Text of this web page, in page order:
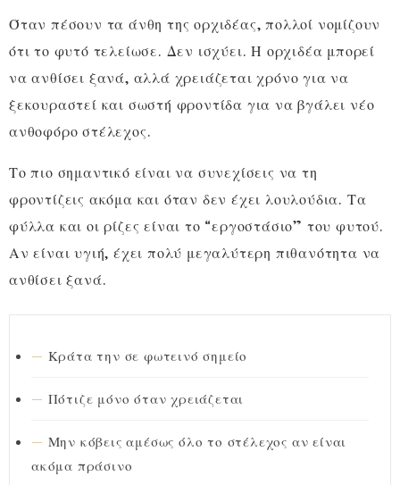
Όταν πέσουν τα άνθη της ορχιδέας, πολλοί νομίζουν
ότι το φυτό τελείωσε. Δεν ισχύει. Η ορχιδέα μπορεί
να ανθίσει ξανά, αλλά χρειάζεται χρόνο για να
ξεκουραστεί και σωστή φροντίδα για να βγάλει νέο
ανθοφόρο στέλεχος.
Το πιο σημαντικό είναι να συνεχίσεις να τη
φροντίζεις ακόμα και όταν δεν έχει λουλούδια. Τα
φύλλα και οι ρίζες είναι το “εργοστάσιο” του φυτού.
Αν είναι υγιή, έχει πολύ μεγαλύτερη πιθανότητα να
ανθίσει ξανά.
Κράτα την σε φωτεινό σημείο
Πότιζε μόνο όταν χρειάζεται
Μην κόβεις αμέσως όλο το στέλεχος αν είναι
ακόμα πράσινο